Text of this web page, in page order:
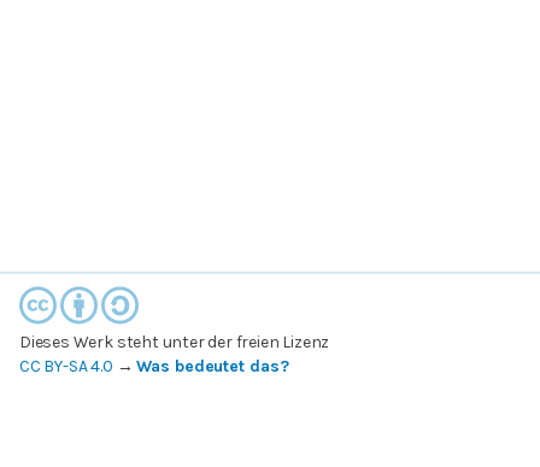
Dieses Werk steht unter der freien Lizenz
CC BY-SA 4.0 →Was bedeutet das?